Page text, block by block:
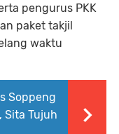
pengurus PKK
paket takjil
waktu
Soppeng
Sita Tujuh